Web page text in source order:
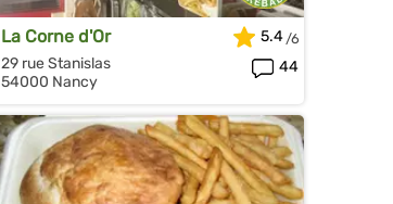
La Corne d'Or
29 rue Stanislas
54000 Nancy
5.4
44